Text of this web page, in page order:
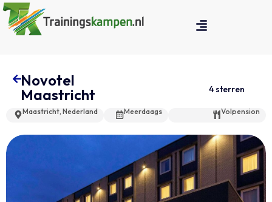
Novotel
Maastricht
4 sterren
Maastricht, Nederland Meerdaags Volpension